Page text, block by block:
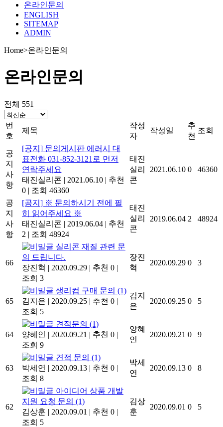
온라인문의
ENGLISH
SITEMAP
ADMIN
Home>온라인문의
온라인문의
전체 551
번
호
제목
작성
자
작성일
추
천
조회
공
지
사
항
[공지] 문의게시판 에러시 대
표전화 031-852-3121로 먼저
연락주세요
태진실리콘 | 2021.06.10 | 추천
0 | 조회 46360
태진
실리
콘
2021.06.10 0 46360
공
지
사
항
[공지] ※ 문의하시기 전에 필
히 읽어주세요 ※
태진실리콘 | 2019.06.04 | 추천
2 | 조회 48924
태진
실리
콘
2019.06.04 2 48924
66
실리콘 재질 관련 문
의 드립니다.
장진혁 | 2020.09.29 | 추천 0 |
조회 3
장진
혁
2020.09.29 0 3
65
생리컵 구매 문의 (1)
김지은 | 2020.09.25 | 추천 0 |
조회 5
김지
은
2020.09.25 0 5
64
견적문의 (1)
양혜인 | 2020.09.21 | 추천 0 |
조회 9
양혜
인
2020.09.21 0 9
63
견적 문의 (1)
박세연 | 2020.09.13 | 추천 0 |
조회 8
박세
연
2020.09.13 0 8
62
아이디어 상품 개발
지원 요청 문의 (1)
김상훈 | 2020.09.01 | 추천 0 |
조회 5
김상
훈
2020.09.01 0 5